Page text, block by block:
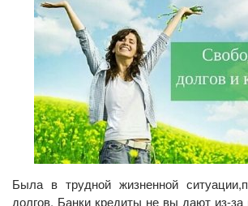
Была в трудной жизненной
долгов. Банки кредиты не вы дают из-за